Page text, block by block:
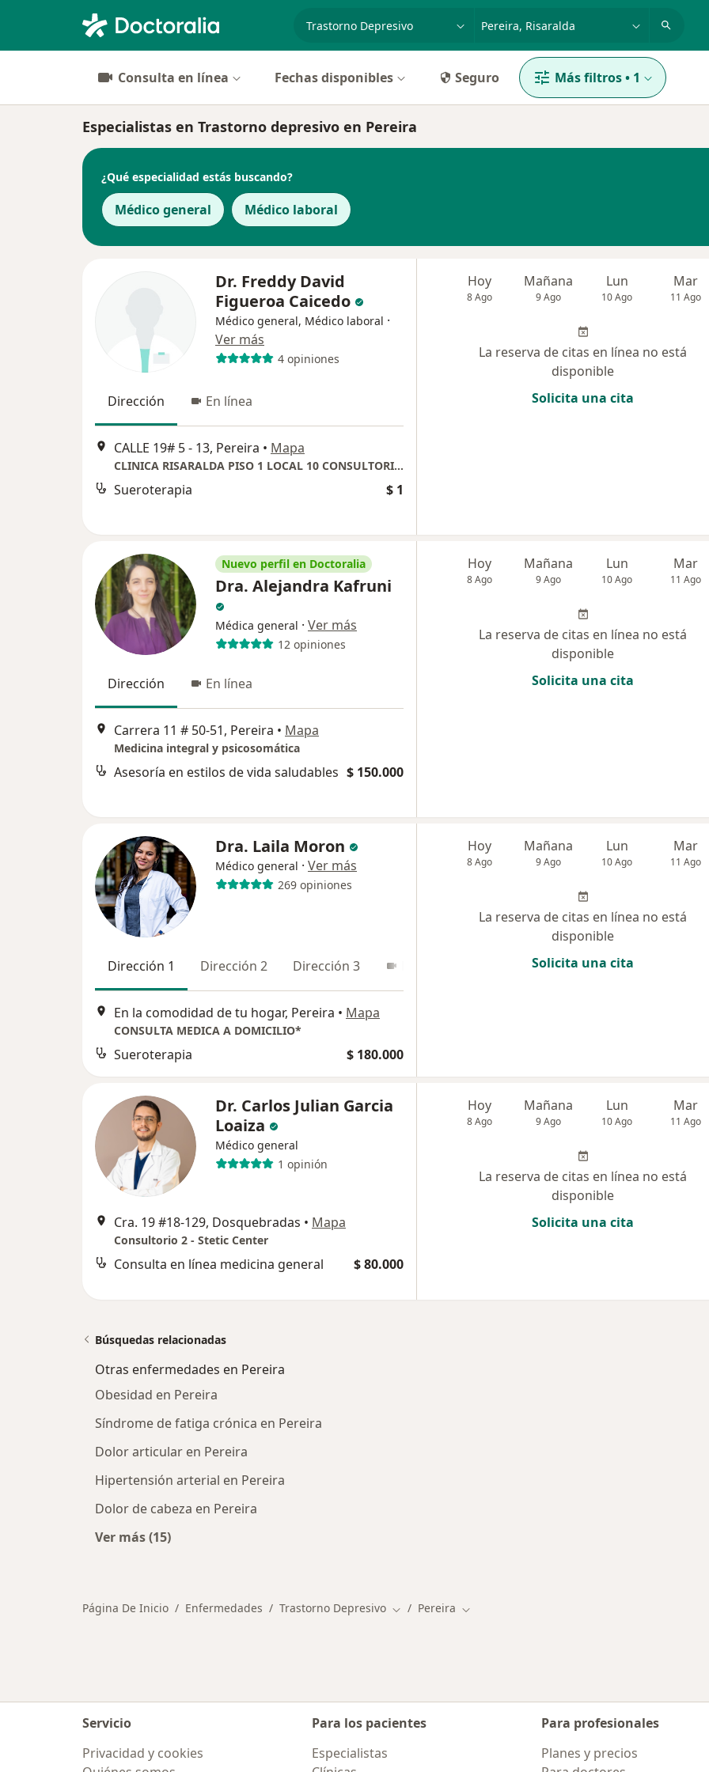
Consulta en línea Fechas disponibles Seguro Más filtros• 1
Especialistas en Trastorno depresivo en Pereira
¿Qué especialidad estás buscando?
Médico general Médico laboral
Dr. Freddy David
Figueroa Caicedo
Médico general, Médico laboral ·
Ver más
4 opiniones
Dirección En línea
CALLE 19# 5 - 13, Pereira • Mapa
CLINICA RISARALDA PISO 1 LOCAL 10 CONSULTORIO 5
Sueroterapia $ 1
Hoy
8 Ago
Mañana
9 Ago
Lun
10 Ago
Mar
11 Ago
La reserva de citas en línea no está
disponible
Solicita una cita
Nuevo perfil en Doctoralia
Dra. Alejandra Kafruni
Médica general · Ver más
12 opiniones
Dirección En línea
Carrera 11 # 50-51, Pereira • Mapa
Medicina integral y psicosomática
Asesoría en estilos de vida saludables $ 150.000
Hoy
8 Ago
Mañana
9 Ago
Lun
10 Ago
Mar
11 Ago
La reserva de citas en línea no está
disponible
Solicita una cita
Dra. Laila Moron
Médico general · Ver más
269 opiniones
Dirección 1 Dirección 2 Dirección 3
En la comodidad de tu hogar, Pereira • Mapa
CONSULTA MEDICA A DOMICILIO*
Sueroterapia $ 180.000
Hoy
8 Ago
Mañana
9 Ago
Lun
10 Ago
Mar
11 Ago
La reserva de citas en línea no está
disponible
Solicita una cita
Dr. Carlos Julian Garcia
Loaiza
Médico general
1 opinión
Cra. 19 #18-129, Dosquebradas • Mapa
Consultorio 2 - Stetic Center
Consulta en línea medicina general $ 80.000
Hoy
8 Ago
Mañana
9 Ago
Lun
10 Ago
Mar
11 Ago
La reserva de citas en línea no está
disponible
Solicita una cita
Búsquedas relacionadas
Otras enfermedades en Pereira
Obesidad en Pereira
Síndrome de fatiga crónica en Pereira
Dolor articular en Pereira
Hipertensión arterial en Pereira
Dolor de cabeza en Pereira
Ver más (15)
Página De Inicio Enfermedades Trastorno Depresivo Cambiar de ciudad
Pereira Cambiar de ciudad
Servicio
Privacidad y cookies
Para los pacientes
Especialistas
Para profesionales
Planes y precios